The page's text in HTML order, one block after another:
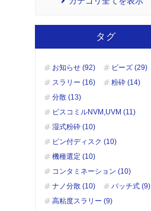
タグ
お知らせ (92)
ビーズ (29)
スラリー (16)
粉砕 (14)
分散 (13)
ビスコミルNVM,UVM (11)
湿式粉砕 (10)
ピン付ディスク (10)
機種選定 (10)
コンタミネーション (10)
ナノ分散 (10)
バッチ式 (9)
高粘度スラリー (9)